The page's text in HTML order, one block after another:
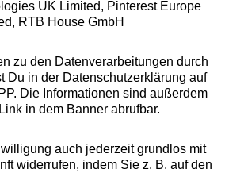
Versandkosten
zur Bonitätsprüfung
UK Limited, Pinterest Europe
RTB House GmbH
zu den Datenverarbeitungen durch
Du in der Datenschutzerklärung auf
Die Informationen sind außerdem
in dem Banner abrufbar.
auch jederzeit grundlos mit
widerrufen, indem Sie z. B. auf den